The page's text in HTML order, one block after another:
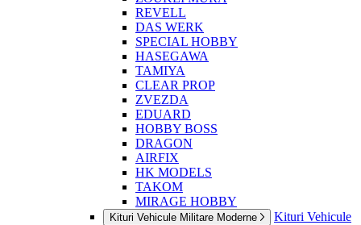
REVELL
DAS WERK
SPECIAL HOBBY
HASEGAWA
TAMIYA
CLEAR PROP
ZVEZDA
EDUARD
HOBBY BOSS
DRAGON
AIRFIX
HK MODELS
TAKOM
MIRAGE HOBBY
Kituri Vehicule Militare Moderne
Kituri Vehicule